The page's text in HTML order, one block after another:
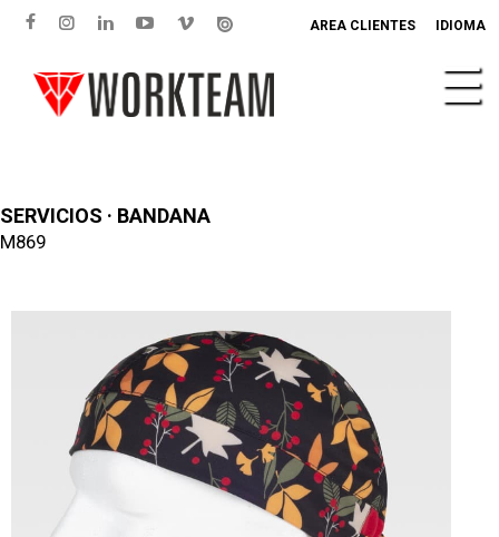
AREA CLIENTES IDIOMA
SERVICIOS · BANDANA
M869